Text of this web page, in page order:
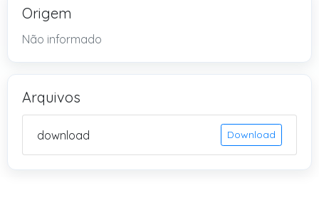
Origem
Não informado
Arquivos
download Download